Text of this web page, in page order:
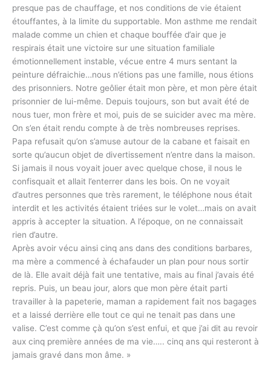
presque pas de chauffage, et nos conditions de vie étaient
étouffantes, à la limite du supportable. Mon asthme me rendait
malade comme un chien et chaque bouffée d’air que je
respirais était une victoire sur une situation familiale
émotionnellement instable, vécue entre 4 murs sentant la
peinture défraichie…nous n’étions pas une famille, nous étions
des prisonniers. Notre geôlier était mon père, et mon père était
prisonnier de lui-même. Depuis toujours, son but avait été de
nous tuer, mon frère et moi, puis de se suicider avec ma mère.
On s’en était rendu compte à de très nombreuses reprises.
Papa refusait qu’on s’amuse autour de la cabane et faisait en
sorte qu’aucun objet de divertissement n’entre dans la maison.
Si jamais il nous voyait jouer avec quelque chose, il nous le
confisquait et allait l’enterrer dans les bois. On ne voyait
d’autres personnes que très rarement, le téléphone nous était
interdit et les activités étaient triées sur le volet…mais on avait
appris à accepter la situation. A l’époque, on ne connaissait
rien d’autre.
Après avoir vécu ainsi cinq ans dans des conditions barbares,
ma mère a commencé à échafauder un plan pour nous sortir
de là. Elle avait déjà fait une tentative, mais au final j’avais été
repris. Puis, un beau jour, alors que mon père était parti
travailler à la papeterie, maman a rapidement fait nos bagages
et a laissé derrière elle tout ce qui ne tenait pas dans une
valise. C’est comme çà qu’on s’est enfui, et que j’ai dit au revoir
aux cinq première années de ma vie….. cinq ans qui resteront à
jamais gravé dans mon âme. »